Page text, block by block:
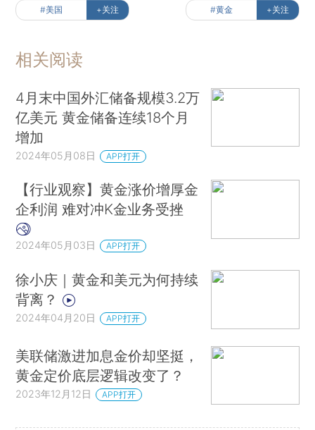
#美国 +关注 #黄金 +关注
相关阅读
4月末中国外汇储备规模3.2万
亿美元 黄金储备连续18个月
增加
2024年05月08日 APP打开
【行业观察】黄金涨价增厚金
企利润 难对冲K金业务受挫
2024年05月03日 APP打开
徐小庆｜黄金和美元为何持续
背离？
2024年04月20日 APP打开
美联储激进加息金价却坚挺，
黄金定价底层逻辑改变了？
2023年12月12日 APP打开